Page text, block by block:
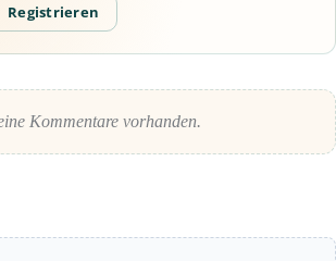
Registrieren
Kommentare vorhanden.